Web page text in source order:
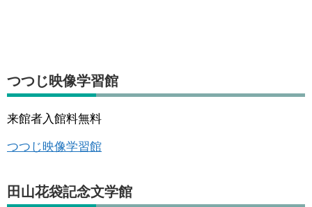
つつじ映像学習館
来館者入館料無料
つつじ映像学習館
田山花袋記念文学館